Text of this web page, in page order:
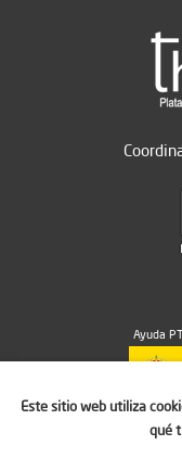
Ayuda
MICIU/
Este sitio web utiliza
qué